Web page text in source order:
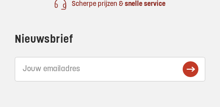
Scherpe prijzen & snelle service
Nieuwsbrief